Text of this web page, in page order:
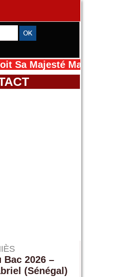
Mansah Cissé au
2026 –
(Sénégal)